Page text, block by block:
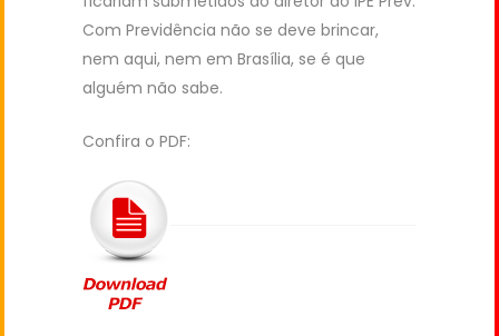
Com Previdência não se deve brincar,
nem aqui, nem em Brasília, se é que
alguém não sabe.
Confira o PDF: